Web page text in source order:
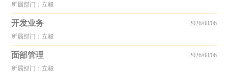
所属部门：立毅
开发业务
所属部门：立毅
2026/08/06
面部管理
所属部门：立毅
2026/08/06